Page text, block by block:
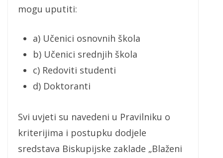
mogu uputiti:
a) Učenici osnovnih škola
b) Učenici srednjih škola
c) Redoviti studenti
d) Doktoranti
Svi uvjeti su navedeni u Pravilniku o
kriterijima i postupku dodjele
sredstava Biskupijske zaklade „Blaženi